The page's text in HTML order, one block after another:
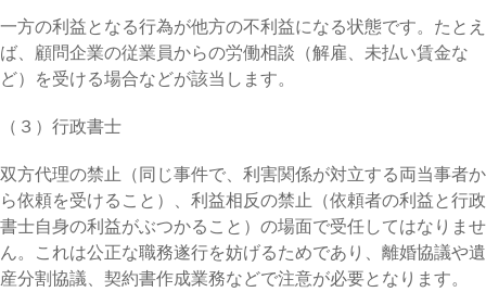
一方の利益となる行為が他方の不利益になる状態です。たとえ
ば、顧問企業の従業員からの労働相談（解雇、未払い賃金な
ど）を受ける場合などが該当します。
（３）行政書士
双方代理の禁止（同じ事件で、利害関係が対立する両当事者か
ら依頼を受けること）、利益相反の禁止（依頼者の利益と行政
書士自身の利益がぶつかること）の場面で受任してはなりませ
ん。これは公正な職務遂行を妨げるためであり、離婚協議や遺
産分割協議、契約書作成業務などで注意が必要となります。